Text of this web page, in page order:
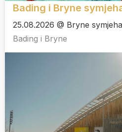
Bading i Bryne
25.08.2026 @ Bryne
Bading i Bryne